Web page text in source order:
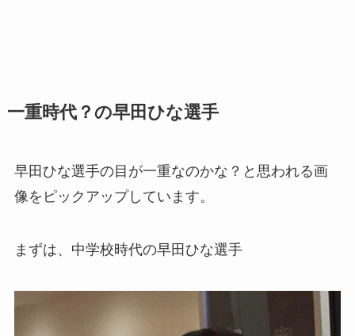
一重時代？の早田ひな選手
早田ひな選手の目が一重なのかな？と思われる画
像をピックアップしています。
まずは、中学校時代の早田ひな選手